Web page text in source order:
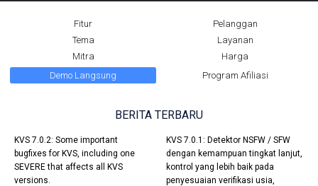
Fitur
Pelanggan
Tema
Layanan
Mitra
Harga
Demo Langsung
Program Afiliasi
BERITA TERBARU
KVS 7.0.2: Some important
bugfixes for KVS, including one
SEVERE that affects all KVS
versions.
KVS 7.0.1: Detektor NSFW / SFW
dengan kemampuan tingkat lanjut,
kontrol yang lebih baik pada
penyesuaian verifikasi usia,